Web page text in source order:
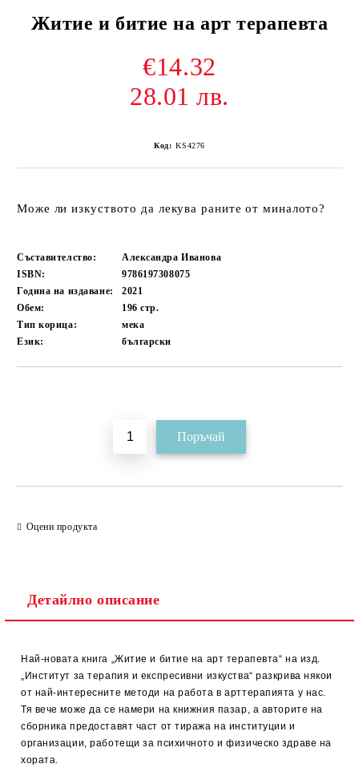
Житие и битие на арт терапевта
€14.32
28.01 лв.
Код: KS4276
Може ли изкуството да лекува раните от миналото?
Съставителство:
Александра Иванова
ISBN:
9786197308075
Година на издаване:
2021
Обем:
196стр.
Тип корица:
мека
Език:
български
Оцени продукта
Детайлно описание
Най-новата книга „Житие и битие на арт терапевта“ на изд.
„Институт за терапия и експресивни изкуства“ разкрива някои
от най-интересните методи на работа в арттерапията у нас.
Тя вече може да се намери на книжния пазар, а авторите на
сборника предоставят част от тиража на институции и
организации, работещи за психичното и физическо здраве на
хората.